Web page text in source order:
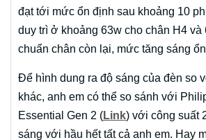
đạt tới mức ổn định sau khoảng 10
duy trì ở khoảng 63w cho chân H4 và
chuẩn chân còn lại, mức tăng sáng
Để hình dung ra độ sáng của đèn so
khác, anh em có thể so sánh với
Essential Gen 2 (Link) với công suất
sáng với hầu hết tất cả anh em. Hay